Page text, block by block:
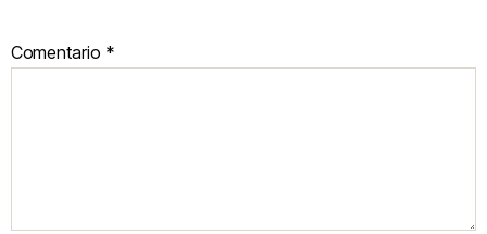
Comentario *